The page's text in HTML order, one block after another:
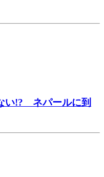
い!? ネパールに到